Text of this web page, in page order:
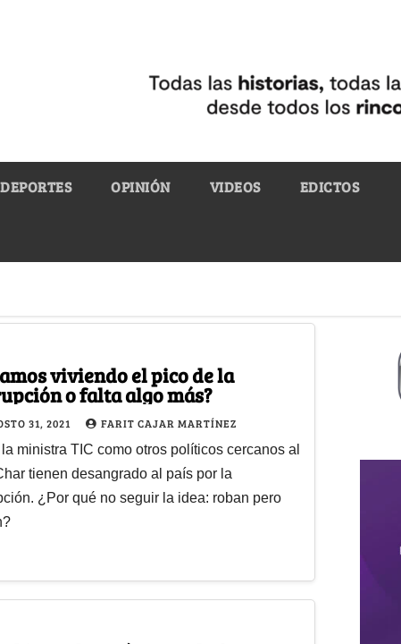
DEPORTES OPINIÓN VIDEOS EDICTOS
viviendo el pico de la
o falta algo más?
31, 2021 FARIT CAJAR MARTÍNEZ
ministra TIC como otros políticos cercanos al
tienen desangrado al país por la
¿Por qué no seguir la idea: roban pero